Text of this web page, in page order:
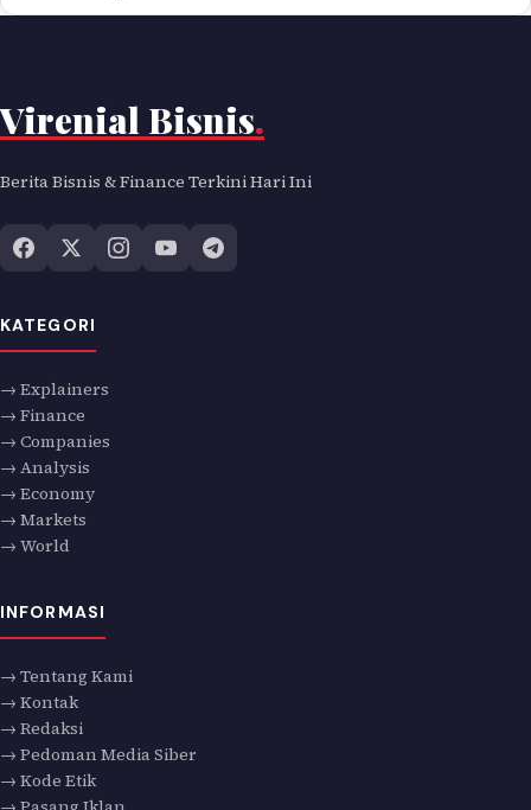
Virenial Bisnis.
Berita Bisnis & Finance Terkini Hari Ini
KATEGORI
→ Explainers
→ Finance
→ Companies
→ Analysis
→ Economy
→ Markets
→ World
INFORMASI
→ Tentang Kami
→ Kontak
→ Redaksi
→ Pedoman Media Siber
→ Kode Etik